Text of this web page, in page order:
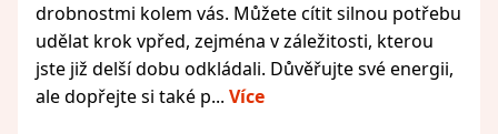
drobnostmi kolem vás. Můžete cítit silnou potřebu
udělat krok vpřed, zejména v záležitosti, kterou
jste již delší dobu odkládali. Důvěřujte své energii,
ale dopřejte si také p... Více